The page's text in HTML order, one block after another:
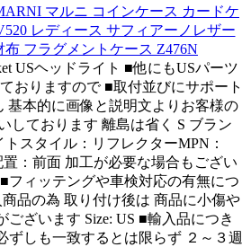
マルニ コインケース カードケ
レディース サフィアーノレザー
フラグメントケース Z476N
USヘッドライト ■他にもUSパーツ
おりますので ■取付並びにサポート
基本的に画像と説明文よりお客様の
しております 離島は省く S ブラン
トスタイル：リフレクターMPN：
置：前面 加工が必要な場合もござい
■フィッテングや車検対応の有無につ
品の為 取り付け後は 商品に小傷や
ございます Size: US ■輸入品につき
ずしも一致するとは限らず ２～３週